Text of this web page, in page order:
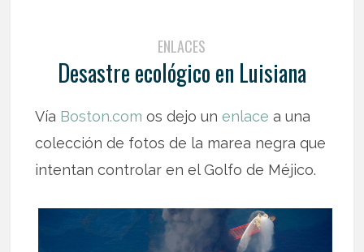
ENLACES
Desastre ecológico en Luisiana
Vía Boston.com os dejo un enlace a una
colección de fotos de la marea negra que
intentan controlar en el Golfo de Méjico.